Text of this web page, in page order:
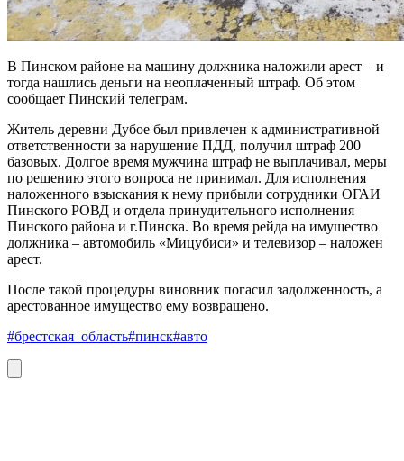
В Пинском районе на машину должника наложили арест – и
тогда нашлись деньги на неоплаченный штраф. Об этом
сообщает Пинский телеграм.
Житель деревни Дубое был привлечен к административной
ответственности за нарушение ПДД, получил штраф 200
базовых. Долгое время мужчина штраф не выплачивал, меры
по решению этого вопроса не принимал. Для исполнения
наложенного взыскания к нему прибыли сотрудники ОГАИ
Пинского РОВД и отдела принудительного исполнения
Пинского района и г.Пинска. Во время рейда на имущество
должника – автомобиль «Мицубиси» и телевизор – наложен
арест.
После такой процедуры виновник погасил задолженность, а
арестованное имущество ему возвращено.
#брестская_область#пинск#авто